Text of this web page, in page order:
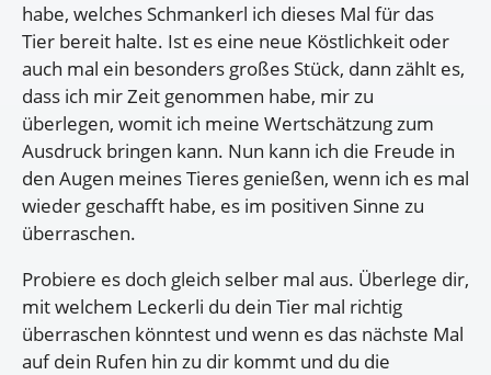
habe, welches Schmankerl ich dieses Mal für das
Tier bereit halte. Ist es eine neue Köstlichkeit oder
auch mal ein besonders großes Stück, dann zählt es,
dass ich mir Zeit genommen habe, mir zu
überlegen, womit ich meine Wertschätzung zum
Ausdruck bringen kann. Nun kann ich die Freude in
den Augen meines Tieres genießen, wenn ich es mal
wieder geschafft habe, es im positiven Sinne zu
überraschen.
Probiere es doch gleich selber mal aus. Überlege dir,
mit welchem Leckerli du dein Tier mal richtig
überraschen könntest und wenn es das nächste Mal
auf dein Rufen hin zu dir kommt und du die